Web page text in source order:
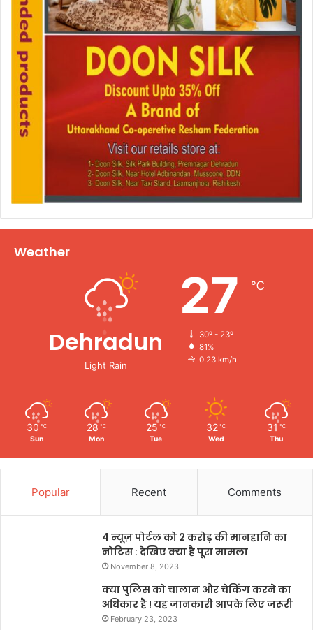
Weather
Dehradun
Light Rain
27 ℃
30º - 23º
81%
0.23 km/h
30 ℃
Sun
28 ℃
Mon
25 ℃
Tue
32 ℃
Wed
31 ℃
Thu
Popular Recent Comments
4 न्यूज़ पोर्टल को 2 करोड़ की मानहानि का
नोटिस : देखिए क्या है पूरा मामला
November 8, 2023
क्या पुलिस को चालान और चेकिंग करने का
अधिकार है ! यह जानकारी आपके लिए जरूरी
February 23, 2023